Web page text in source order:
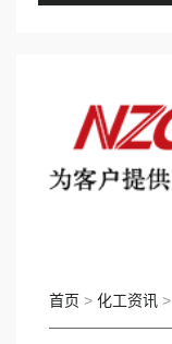
首页 > 化工资讯 >